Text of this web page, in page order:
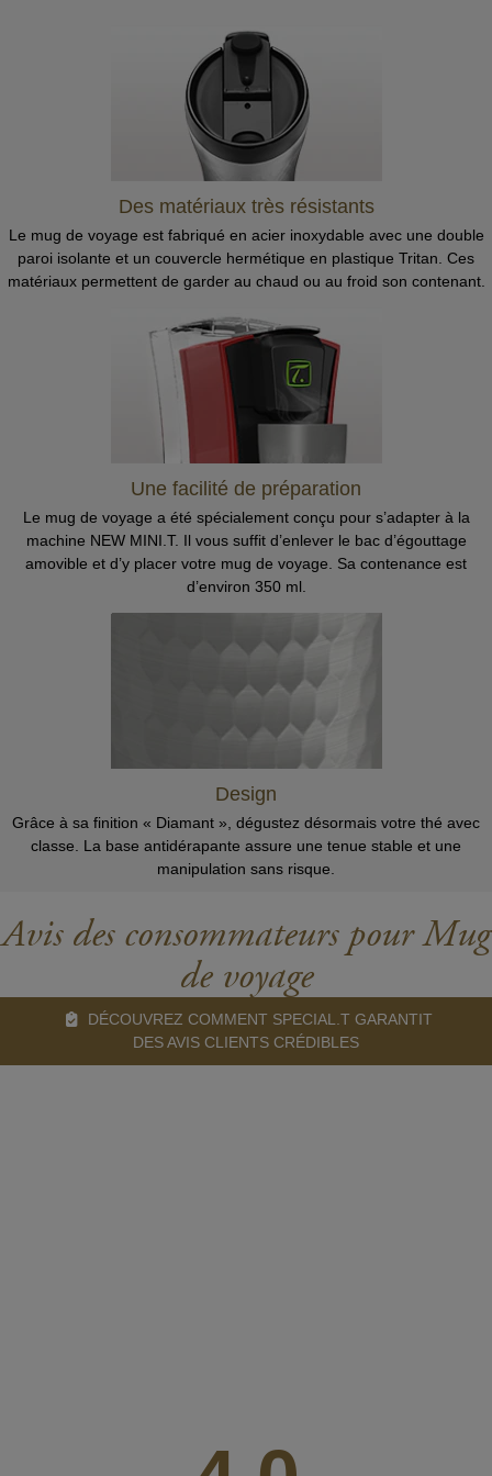
Des matériaux très résistants
Le mug de voyage est fabriqué en acier inoxydable avec une double
paroi isolante et un couvercle hermétique en plastique Tritan. Ces
matériaux permettent de garder au chaud ou au froid son contenant.
Une facilité de préparation
Le mug de voyage a été spécialement conçu pour s’adapter à la
machine NEW MINI.T. Il vous suffit d’enlever le bac d’égouttage
amovible et d’y placer votre mug de voyage. Sa contenance est
d’environ 350 ml.
Design
Grâce à sa finition « Diamant », dégustez désormais votre thé avec
classe. La base antidérapante assure une tenue stable et une
manipulation sans risque.
Avis des consommateurs pour Mug
de voyage
DÉCOUVREZ COMMENT SPECIAL.T GARANTIT
DES AVIS CLIENTS CRÉDIBLES